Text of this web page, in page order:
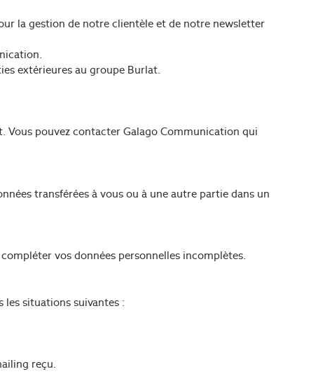
la gestion de notre clientèle et de notre newsletter
extérieures au groupe Burlat.
Vous pouvez contacter Galago Communication qui
transférées à vous ou à une autre partie dans un
vos données personnelles incomplètes.
les situations suivantes :
reçu.